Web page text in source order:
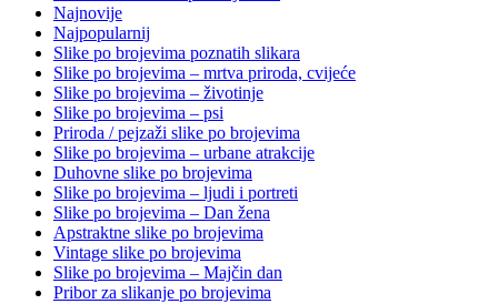
Najnovije
Najpopularnij
Slike po brojevima poznatih slikara
Slike po brojevima – mrtva priroda, cvijeće
Slike po brojevima – životinje
Slike po brojevima – psi
Priroda / pejzaži slike po brojevima
Slike po brojevima – urbane atrakcije
Duhovne slike po brojevima
Slike po brojevima – ljudi i portreti
Slike po brojevima – Dan žena
Apstraktne slike po brojevima
Vintage slike po brojevima
Slike po brojevima – Majčin dan
Pribor za slikanje po brojevima